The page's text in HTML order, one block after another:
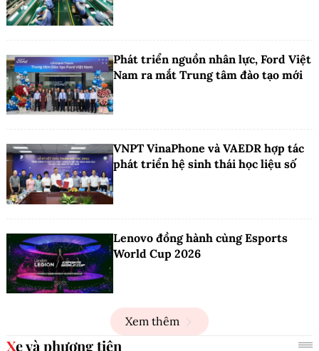
Phát triển nguồn nhân lực, Ford Việt
Nam ra mắt Trung tâm đào tạo mới
VNPT VinaPhone và VAEDR hợp tác
phát triển hệ sinh thái học liệu số
Lenovo đồng hành cùng Esports
World Cup 2026
Xem thêm
Xe và phương tiện